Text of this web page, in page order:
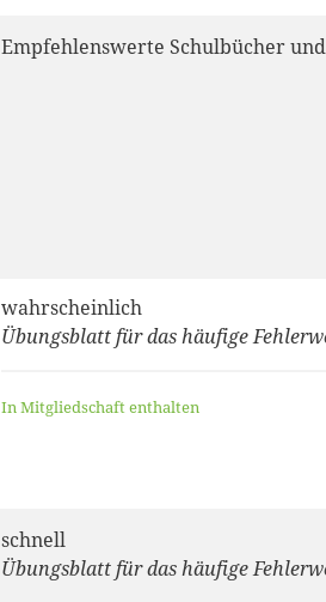
Empfehlenswerte Schulbücher
wahrscheinlich
Übungsblatt für das häufige
In Mitgliedschaft enthalten
schnell
Übungsblatt für das häufige